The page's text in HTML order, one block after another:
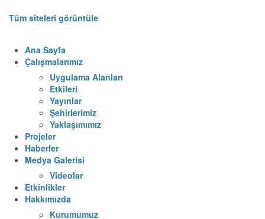
Tüm siteleri görüntüle
Ana Sayfa
Çalışmalarımız
Uygulama Alanları
Etkileri
Yayınlar
Şehirlerimiz
Yaklaşımımız
Projeler
Haberler
Medya Galerisi
Videolar
Etkinlikler
Hakkımızda
Kurumumuz